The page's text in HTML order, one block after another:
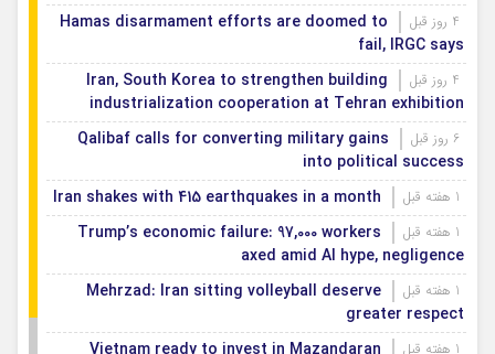
Hamas disarmament efforts are doomed to
fail, IRGC says
Iran, South Korea to strengthen building
industrialization cooperation at Tehran exhibition
Qalibaf calls for converting military gains
into political success
Iran shakes with 415 earthquakes in a month
Trump’s economic failure: 97,000 workers
axed amid AI hype, negligence
Mehrzad: Iran sitting volleyball deserve
greater respect